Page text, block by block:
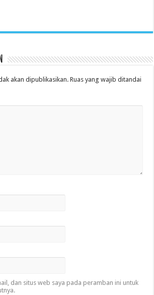
akan dipublikasikan. Ruas yang wajib ditandai
dan situs web saya pada peramban ini untuk